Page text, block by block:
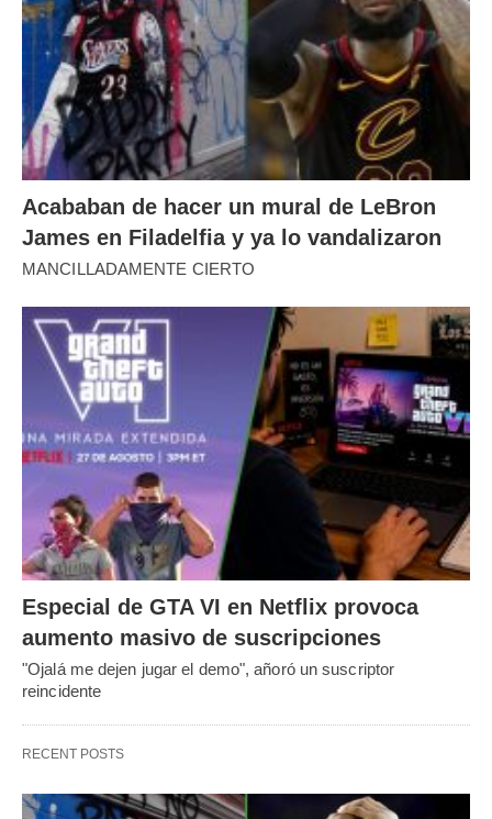
Acababan de hacer un mural de LeBron
James en Filadelfia y ya lo vandalizaron
MANCILLADAMENTE CIERTO
Especial de GTA VI en Netflix provoca
aumento masivo de suscripciones
"Ojalá me dejen jugar el demo", añoró un suscriptor
reincidente
RECENT POSTS